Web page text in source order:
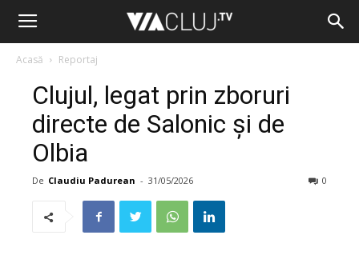
Acasă Reportaj
Clujul, legat prin zboruri
directe de Salonic și de
Olbia
De Claudiu Padurean - 31/05/2026 0